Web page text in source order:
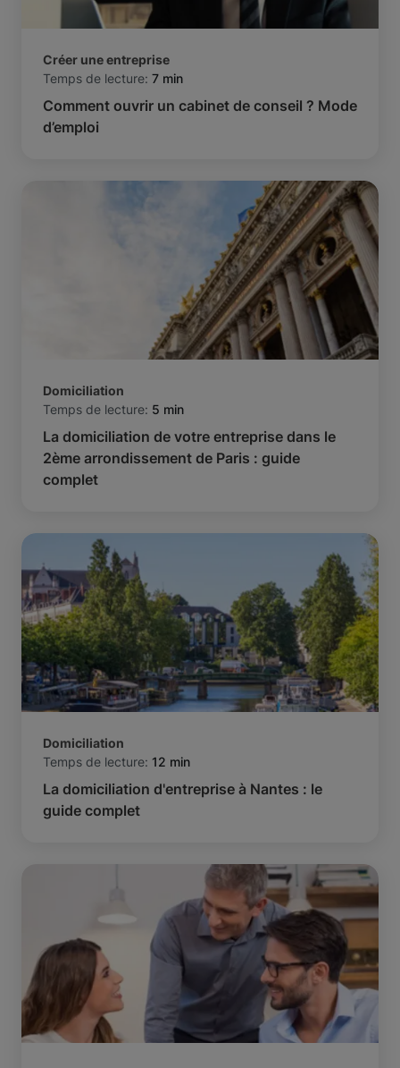
Créer une entreprise
Temps de lecture: 7 min
Comment ouvrir un cabinet de conseil ? Mode
d’emploi
Domiciliation
Temps de lecture: 5 min
La domiciliation de votre entreprise dans le
2ème arrondissement de Paris : guide
complet
Domiciliation
Temps de lecture: 12 min
La domiciliation d'entreprise à Nantes : le
guide complet